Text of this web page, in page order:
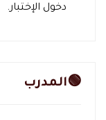
دخول الإختبار.
🟢المدرب